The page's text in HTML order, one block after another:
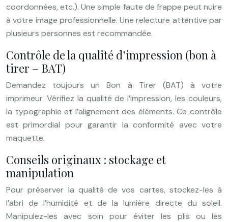
coordonnées, etc.). Une simple faute de frappe peut nuire
à votre image professionnelle. Une relecture attentive par
plusieurs personnes est recommandée.
Contrôle de la qualité d’impression (bon à
tirer – BAT)
Demandez toujours un Bon à Tirer (BAT) à votre
imprimeur. Vérifiez la qualité de l’impression, les couleurs,
la typographie et l’alignement des éléments. Ce contrôle
est primordial pour garantir la conformité avec votre
maquette.
Conseils originaux : stockage et
manipulation
Pour préserver la qualité de vos cartes, stockez-les à
l’abri de l’humidité et de la lumière directe du soleil.
Manipulez-les avec soin pour éviter les plis ou les